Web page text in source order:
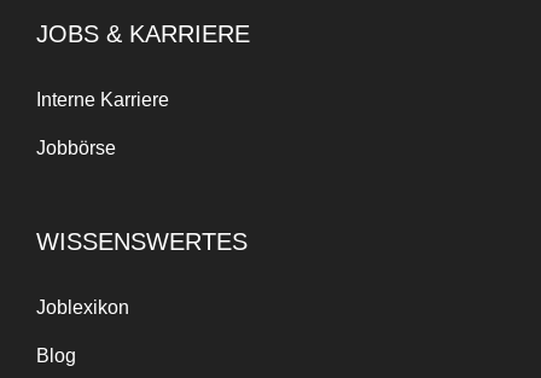
JOBS & KARRIERE
Interne Karriere
Jobbörse
WISSENSWERTES
Joblexikon
Blog